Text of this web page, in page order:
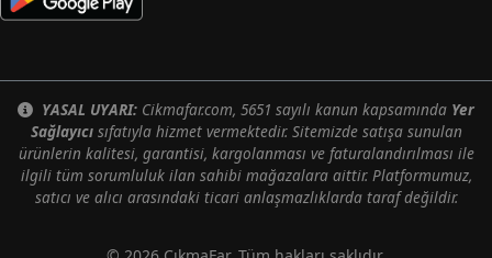
YASAL UYARI: Cikmafar.com, 5651 sayılı kanun kapsamında Yer
Sağlayıcısıfatıyla hizmet vermektedir. Sitemizde satışa sunulan
ürünlerin kalitesi, garantisi, kargolanması ve faturalandırılması ile
ilgili tüm sorumluluk ilan sahibi mağazalara aittir. Platformumuz,
satıcı ve alıcı arasındaki ticari anlaşmazlıklarda taraf değildir.